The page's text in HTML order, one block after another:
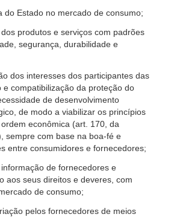
Estado no mercado de consumo;
produtos e serviços com padrões
segurança, durabilidade e
dos interesses dos participantes das
e compatibilização da proteção do
de desenvolvimento
de modo a viabilizar os princípios
econômica (art. 170, da
sempre com base na boa-fé e
entre consumidores e fornecedores;
de fornecedores e
aos seus direitos e deveres, com
de consumo;
pelos fornecedores de meios